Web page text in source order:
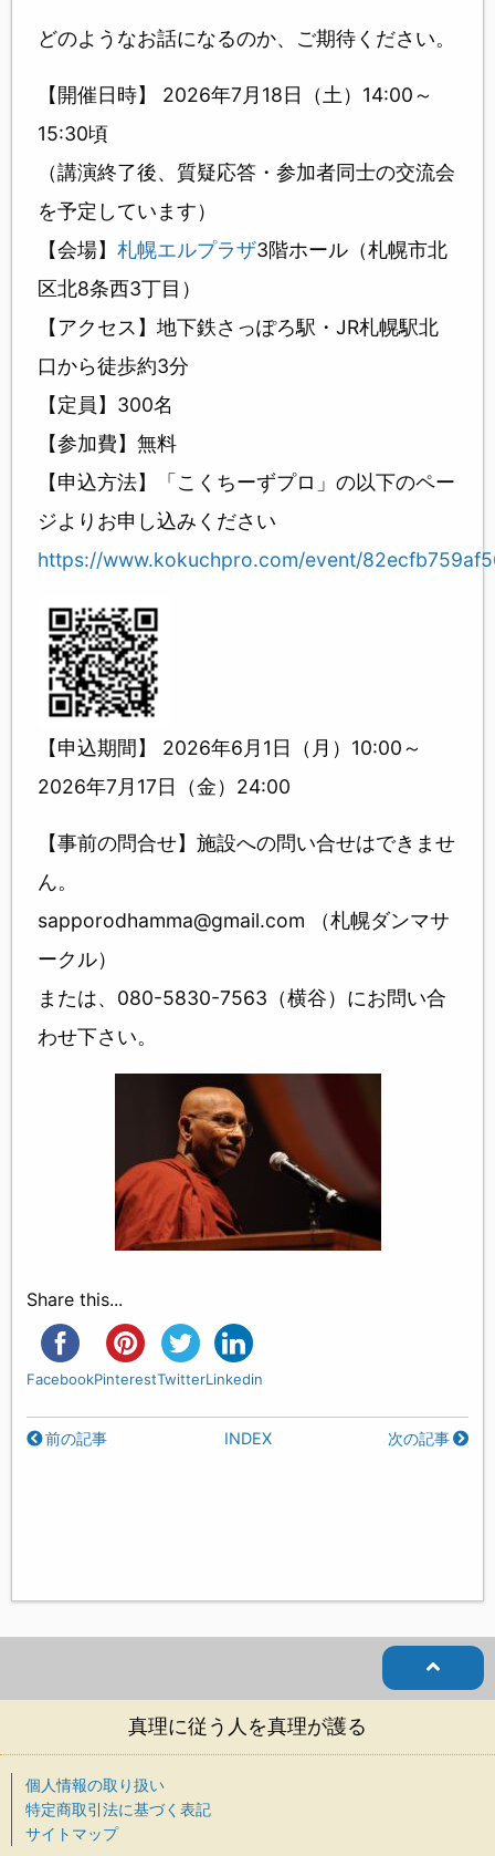
どのようなお話になるのか、ご期待ください。
【開催日時】 2026年7月18日（土）14:00～
15:30頃
（講演終了後、質疑応答・参加者同士の交流会
を予定しています）
【会場】 札幌エルプラザ3階ホール（札幌市北
区北8条西3丁目）
【アクセス】地下鉄さっぽろ駅・JR札幌駅北
口から徒歩約3分
【定員】300名
【参加費】無料
【申込方法】「こくちーずプロ」の以下のペー
ジよりお申し込みください
https://www.kokuchpro.com/event/
【申込期間】 2026年6月1日（月）10:00～
2026年7月17日（金）24:00
【事前の問合せ】施設への問い合せはできませ
ん。
sapporodhamma@gmail.com （札幌ダンマサ
ークル）
または、080-5830-7563（横谷）にお問い合
わせ下さい。
Share this...
FacebookPinterestTwitterLinkedin
前の記事 INDEX 次の記事
真理に従う人を真理が護る
個人情報の取り扱い
特定商取引法に基づく表記
サイトマップ